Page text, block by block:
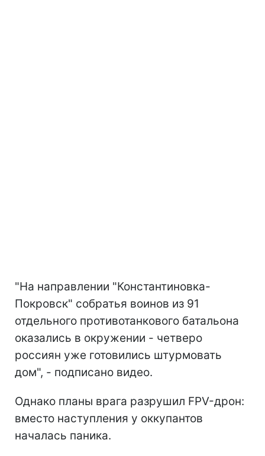
"На направлении "Константиновка-
Покровск" собратья воинов из 91
отдельного противотанкового батальона
оказались в окружении - четверо
россиян уже готовились штурмовать
дом", - подписано видео.
Однако планы врага разрушил FPV-дрон:
вместо наступления у оккупантов
началась паника.